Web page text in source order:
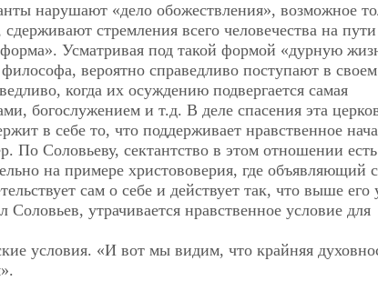
нарушают «дело обожествления», возможное
стремления всего человечества на пути
форма». Усматривая под такой формой «дурную
вероятно справедливо поступают в своем
когда их осуждению подвергается самая
богослужением и т.д. В деле спасения эта
в себе то, что поддерживает нравственное
По Соловьеву, сектантство в этом отношении есть
на примере христововерия, где объявляющий
сам о себе и действует так, что выше его
утрачивается нравственное условие для
условия. «И вот мы видим, что крайняя